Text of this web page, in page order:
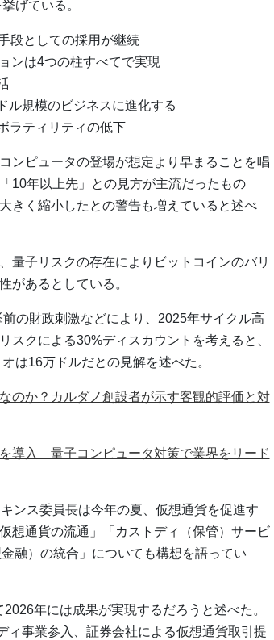
げている。
段としての採用が継続
ンは4つの柱すべてで実現
ル規模のビジネスに進化する
ラティリティの低下
ンピュータの登場が想定より早まることを唱
10年以上先」との見方が主流だったもの
きく縮小したとの警告も増えていると述べ
量子リスクの存在によりビットコインのバリ
があるとしている。
の財政刺激などにより、2025年サイクル高
スクによる30%ディスカウントを考えると、
は16万ドルだとの見解を述べた。
のか？カルダノ創設者が示す客観的評価と対
導入 量子コンピュータ対策で業界をリード
ンス委員長は今年の夏、仮想通貨を促進す
想通貨の流通」「カストディ（保管）サービ
融）の統合」についても構想を語ってい
年には成果が実現するだろうと述べた。
ィ事業参入、証券会社による仮想通貨取引提